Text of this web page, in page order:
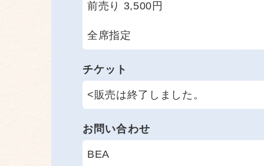
前売り 3,500円
全席指定
チケット
<販売は終了しました。
お問い合わせ
BEA